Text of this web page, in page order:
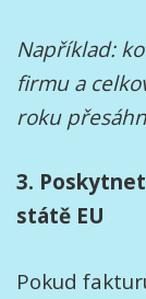
Například:
firmu a
roku
3.
státě EU
Pokud